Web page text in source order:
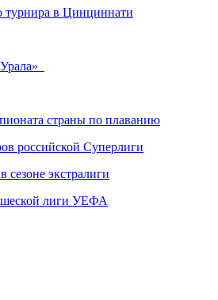
турнира в Цинциннати
страны по плаванию
российской Суперлиги
экстралиги
лиги УЕФА